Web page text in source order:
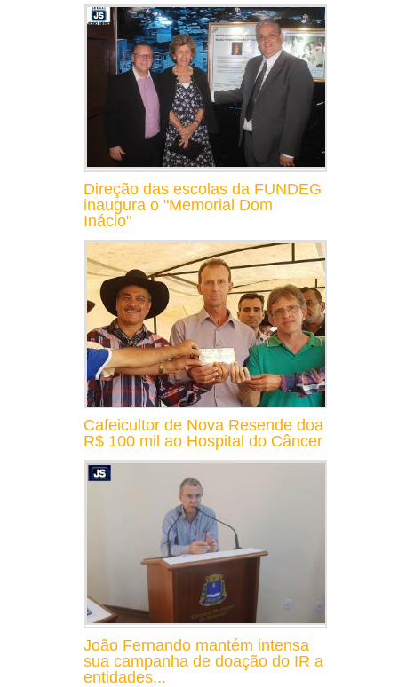
Direção das escolas da FUNDEG
inaugura o "Memorial Dom
Inácio"
Cafeicultor de Nova Resende doa
R$ 100 mil ao Hospital do Câncer
João Fernando mantém intensa
sua campanha de doação do IR a
entidades...